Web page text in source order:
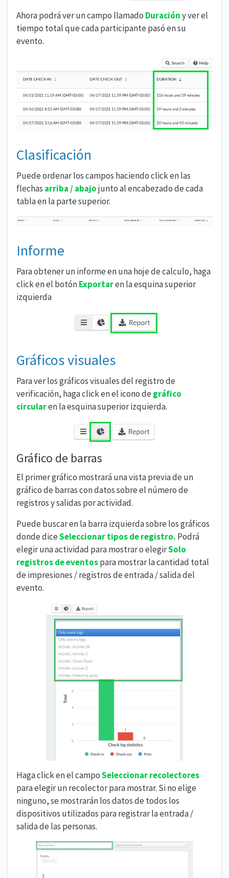
Ahora podrá ver un campo llamado Duracióny ver el
tiempo total que cada participante pasó en su
evento.
Clasificación
Puede ordenar los campos haciendo click en las
flechas arriba / abajojunto al encabezado de cada
tabla en la parte superior.
Informe
Para obtener un informe en una hoje de calculo, haga
click en el botónExportaren la esquina superior
izquierda
Gráficos visuales
Para ver los gráficos visuales del registro de
verificación, haga click en el icono de gráfico
circularen la esquina superior izquierda.
Gráfico de barras
El primer gráfico mostrará una vista previa de un
gráfico de barras con datos sobre el número de
registros y salidas por actividad.
Puede buscar en la barra izquierda sobre los gráficos
donde diceSeleccionar tipos de registro. Podrá
elegir una actividad para mostrar o elegirSolo
registros de eventospara mostrar la cantidad total
de impresiones / registros de entrada / salida del
evento.
Haga click en el campoSeleccionar recolectores
para elegir un recolector para mostrar. Si no elige
ninguno, se mostrarán los datos de todos los
dispositivos utilizados para registrar la entrada /
salida de las personas.